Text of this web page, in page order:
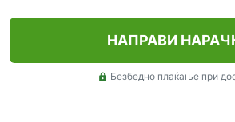
НАПРАВИ
lock Безбедно плаќање при